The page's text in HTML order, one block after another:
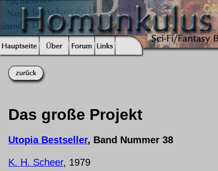
Das große Projekt
Utopia Bestseller, Band Nummer 38
K. H. Scheer, 1979